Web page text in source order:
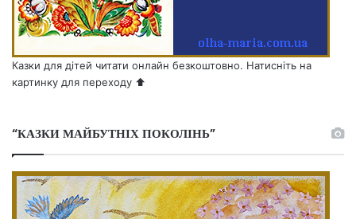
Казки для дітей читати онлайн безкоштовно. Натисніть на
картинку для переходу ⬆️
“КАЗКИ МАЙБУТНІХ ПОКОЛІНЬ”